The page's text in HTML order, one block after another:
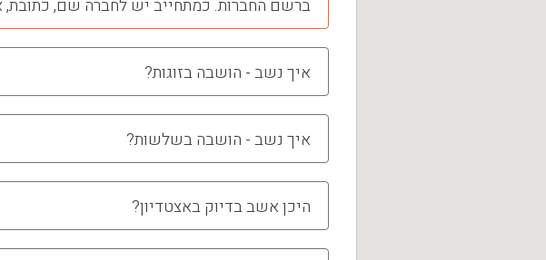
ברשם החברות. כמתחייב יש לחברה שם, כתובת,
איך נשב - הושבה בזוגות?
איך נשב - הושבה בשלשות?
היכן אשב בדיוק באצטדיון?